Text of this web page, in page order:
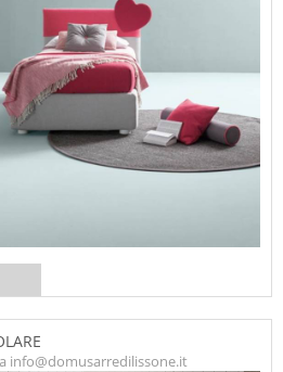
info@domusarredilissone.it